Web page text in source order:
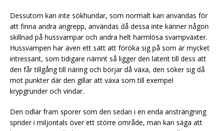
Dessutom kan inte sökhundar, som normalt kan användas för
att finna andra angrepp, användas då dessa inte känner någon
skillnad på hussvampar och andra helt harmlösa svampväxter.
Hussvampen har även ett sätt att föröka sig på som är mycket
intressant, som tidigare nämnt så ligger den latent till dess att
den får tillgång till näring och börjar då växa, den söker sig då
mot punkter där den gillar att växa som till exempel
krypgrunder och vindar.
Den odlar fram sporer som den sedan i en enda ansträngning
sprider i miljontals över ett större område, man kan säga att